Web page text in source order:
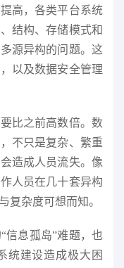
高，各类平台系统
结构、存储模式和
源异构的问题。这
以及数据安全管理
比之前高数倍。数
不只是复杂、繁重
造成人员流失。像
人员在几十套异构
复杂度可想而知。
信息孤岛”难题，也
统建设造成极大困